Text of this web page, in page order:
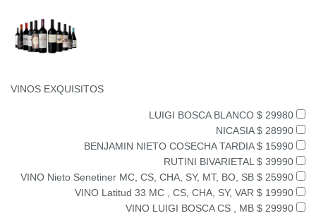
VINOS EXQUISITOS
LUIGI BOSCA BLANCO $ 29980
NICASIA $ 28990
BENJAMIN NIETO COSECHA TARDIA $ 15990
RUTINI BIVARIETAL $ 39990
VINO Nieto Senetiner MC, CS, CHA, SY, MT, BO, SB $ 25990
VINO Latitud 33 MC , CS, CHA, SY, VAR $ 19990
VINO LUIGI BOSCA CS , MB $ 29990